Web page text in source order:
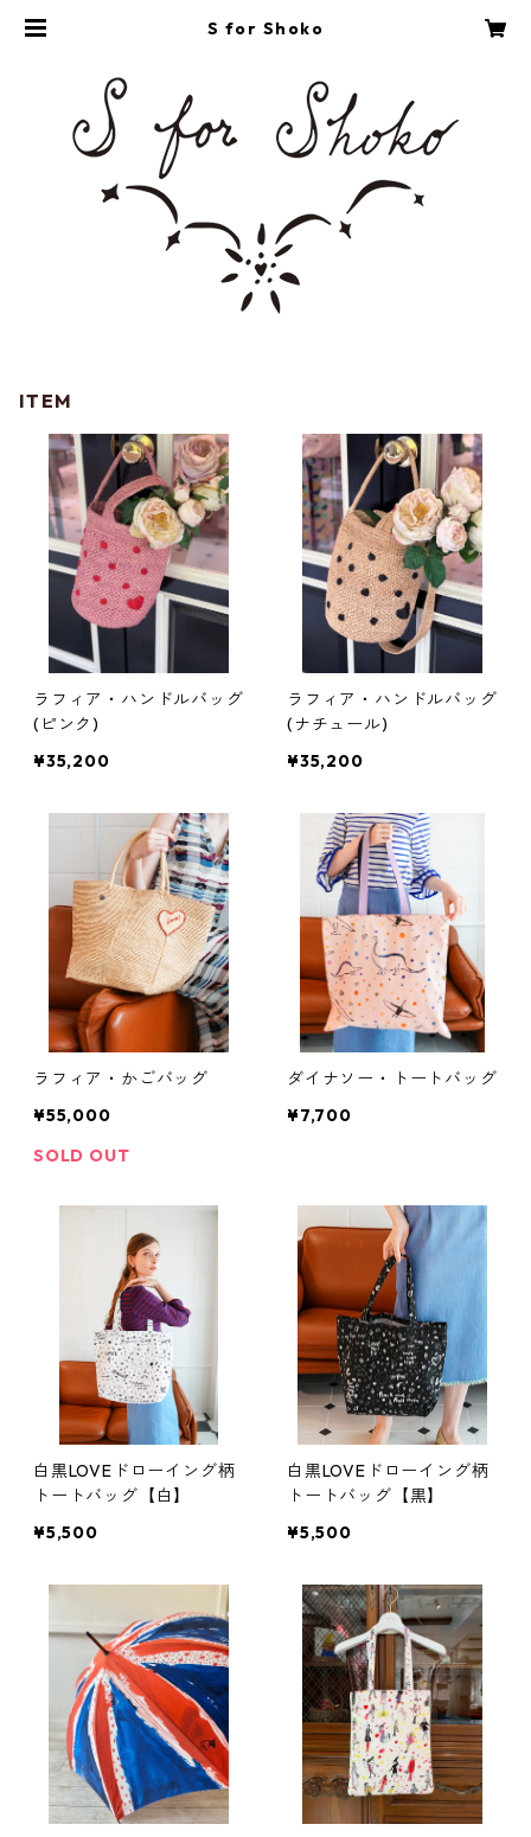
S for Shoko
ITEM
ラフィア・ハンドルバッグ
(ピンク)
¥35,200
ラフィア・ハンドルバッグ
(ナチュール)
¥35,200
ラフィア・かごバッグ
¥55,000
SOLD OUT
ダイナソー・トートバッグ
¥7,700
白黒LOVEドローイング柄
トートバッグ【白】
¥5,500
白黒LOVEドローイング柄
トートバッグ【黒】
¥5,500